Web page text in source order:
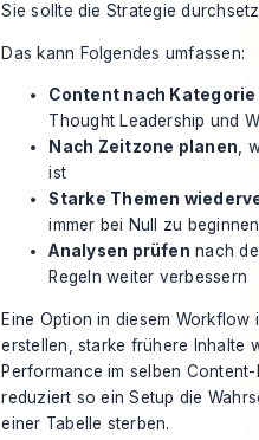
Sie sollte die Strategie
Das kann Folgendes umfassen:
Content nach
Thought Leadership und
Nach Zeitzone planen ,
ist
Starke Themen
immer bei Null zu beginnen
Analysen prüfen nach
Regeln weiter verbessern
Eine Option in diesem Workflow
erstellen, starke frühere Inhalte
Performance im selben
reduziert so ein Setup die
einer Tabelle sterben.